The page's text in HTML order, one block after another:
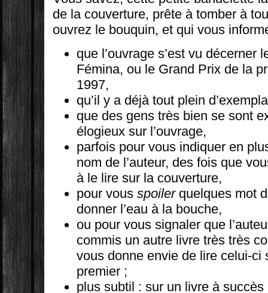
de la couverture, prête à tomber à
ouvrez le bouquin, et qui vous
que l’ouvrage s’est vu décerner
Fémina, ou le Grand Prix de la
1997,
qu’il y a déjà tout plein
que des gens très bien se sont
élogieux sur l’ouvrage,
parfois pour vous indiquer en
nom de l’auteur, des fois que
à le lire sur la couverture,
pour vousspoilerquelques mot
donner l’eau à la bouche,
ou pour vous signaler que
commis un autre livre très très
vous donne envie de lire celui-ci
premier ;
plus subtil : sur un livre à